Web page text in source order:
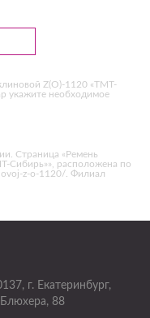
Z(O)-1120 «ТМТ-
укажите необходимое
Страница «Ремень
Сибирь»», расположена по
z-o-1120/. Филиал
, г. Екатеринбург,
88